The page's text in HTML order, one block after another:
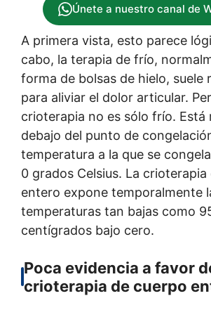
Únete a nuestro canal de
A primera vista, esto parece
cabo, la terapia de frío,
forma de bolsas de hielo, suele
para aliviar el dolor articular.
crioterapia no es sólo frío. Está
debajo del punto de
temperatura a la que se
0 grados Celsius. La crioterapia
entero expone temporalmente
temperaturas tan bajas como
centígrados bajo cero.
Poca evidencia a favor
crioterapia de cuerpo